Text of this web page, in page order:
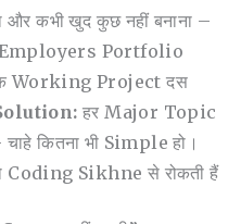
कभी खुद कुछ नहीं बनाना –
Portfolio
Working Project दस
हर Major Topic
कितना भी Simple हो।
Coding Sikhne से रोकती हैं